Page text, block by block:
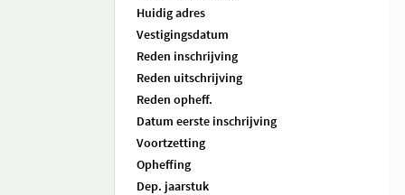
Huidig adres
Vestigingsdatum
Reden inschrijving
Reden uitschrijving
Reden opheff.
Datum eerste inschrijving
Voortzetting
Opheffing
Dep. jaarstuk